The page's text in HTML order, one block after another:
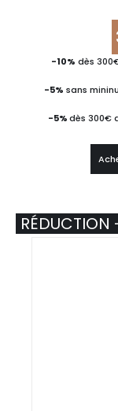
-10% dès
-5% sans
-5%dès 300€
RÉDUCTION